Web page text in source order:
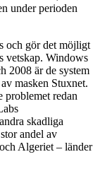
under perioden
och gör det möjligt
vetskap. Windows
2008 är de system
masken Stuxnet.
problemet redan
skadliga
andel av
Algeriet – länder